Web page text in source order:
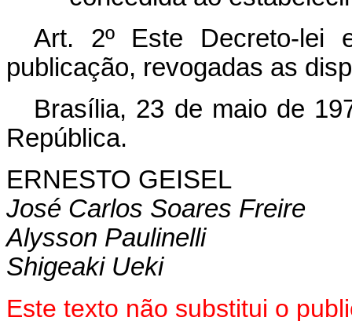
Art. 2º Este Decreto-lei
publicação, revogadas as
Brasília, 23 de maio de
República.
ERNESTO GEISEL
José Carlos Soares Freire
Alysson Paulinelli
Shigeaki Ueki
Este texto não substitui o